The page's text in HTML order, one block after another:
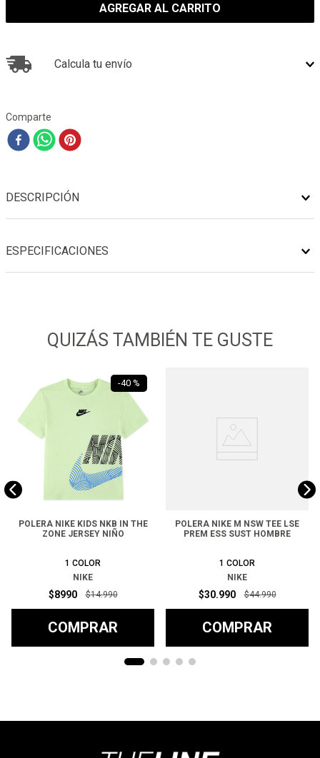
AGREGAR AL CARRITO
Calcula tu envío
Comparte
DESCRIPCIÓN
ESPECIFICACIONES
QUIZÁS TAMBIÉN TE GUSTE
-40 %
POLERA NIKE KIDS NKB IN THE
ZONE JERSEY NIÑO
1 COLOR
NIKE
$8990 $14.990
COMPRAR
POLERA NIKE M NSW TEE LSE
PREM ESS SUST HOMBRE
1 COLOR
NIKE
$30.990 $44.990
COMPRAR